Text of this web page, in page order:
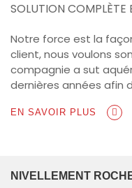
SOLUTION COMPLÈTE
Notre force est la
client, nous voulons
compagnie a sut
dernières années afin
EN SAVOIR PLUS
NIVELLEMENT